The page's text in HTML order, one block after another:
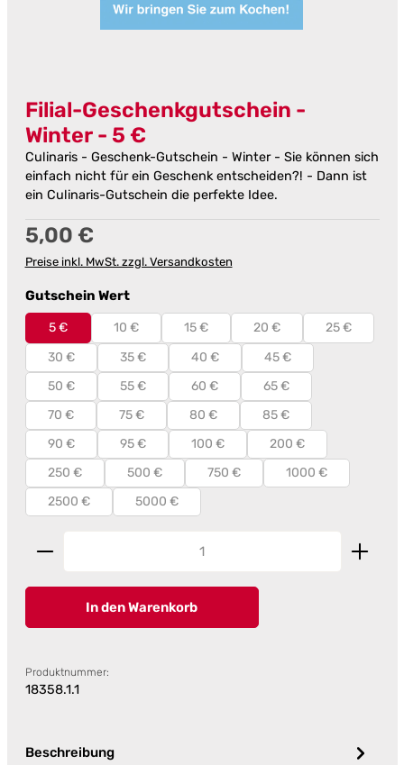
Filial-Geschenkgutschein -
Winter - 5 €
Culinaris - Geschenk-Gutschein - Winter - Sie können sich
einfach nicht für ein Geschenk entscheiden?! - Dann ist
ein Culinaris-Gutschein die perfekte Idee.
Regulärer Preis:
5,00 €
Preise inkl. MwSt. zzgl. Versandkosten
Gutschein Wertauswählen
5 € 10 € 15 € 20 €
25 €
30 €
35 € 40 €
45 €
50 €
55 € 60 €
65 €
70 €
75 € 80 €
85 €
90 €
95 € 100 €
200 €
250 €
500 € 750 €
1000 €
2500 €
5000 €
Produkt Anzahl: Gib den gewünschten Wert ein
In den Warenkorb
Produktnummer:
18358.1.1
Beschreibung